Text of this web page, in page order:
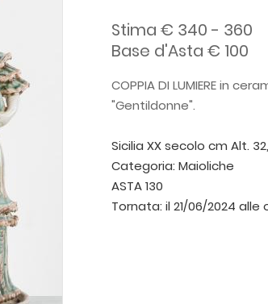
Stima € 340 - 360
Base d'Asta € 100
COPPIA DI LUMIERE in
"Gentildonne".
Sicilia XX secolo cm Alt.
Categoria: Maioliche
ASTA 130
Tornata: il 21/06/2024 alle